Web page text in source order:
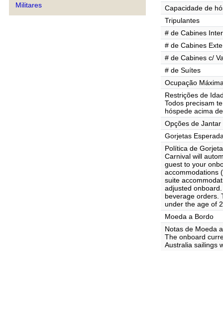
Militares
Capacidade de
Tripulantes
# de Cabines
# de Cabines
# de Cabines c/
# de Suítes
Ocupação
Restrições de
Todos precisam
hóspede acima
Opções de Jantar
Gorjetas
Política de
Carnival will
guest to your
accommodations
suite
adjusted
beverage orders.
under the age of
Moeda a Bordo
Notas de Moeda
The onboard
Australia sailings